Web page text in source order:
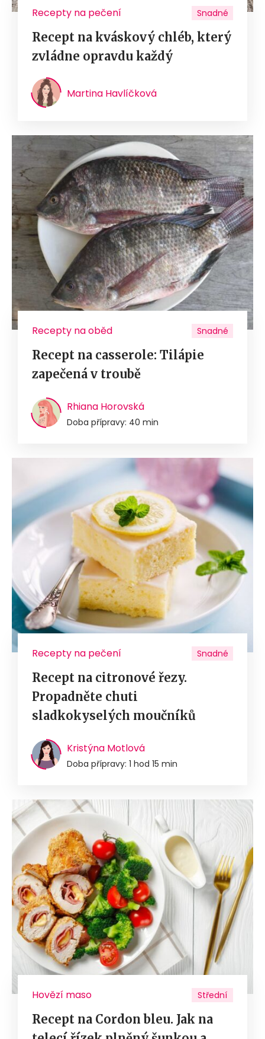
Recepty na pečení Snadné
Recept na kváskový chléb, který
zvládne opravdu každý
Martina Havlíčková
Recepty na oběd Snadné
Recept na casserole: Tilápie
zapečená v troubě
Rhiana Horovská
Doba přípravy: 40 min
Recepty na pečení Snadné
Recept na citronové řezy.
Propadněte chuti
sladkokyselých moučníků
Kristýna Motlová
Doba přípravy: 1 hod 15 min
Hovězí maso Střední
Recept na Cordon bleu. Jak na